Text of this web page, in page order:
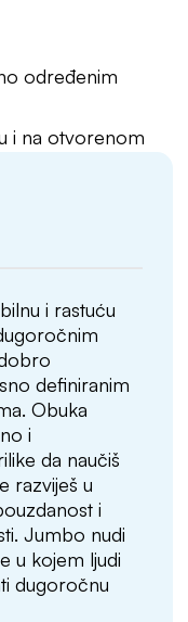
određenim
i na otvorenom
i rastuću
definiranim
Obuka
i
da naučiš
razviješ u
i
Jumbo nudi
u kojem ljudi
dugoročnu